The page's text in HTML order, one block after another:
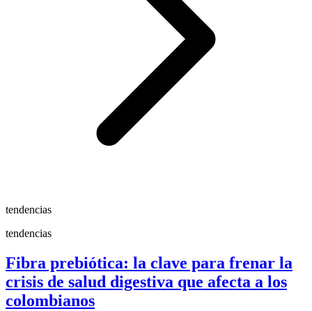
tendencias
tendencias
Fibra prebiótica: la clave para frenar la
crisis de salud digestiva que afecta a los
colombianos